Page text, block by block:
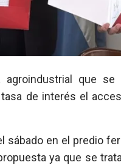
de interés el
sábado en el predio
ya que se